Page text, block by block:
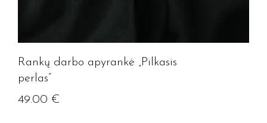
Rankų darbo apyrankė „Pilkasis
perlas”
49.00 €